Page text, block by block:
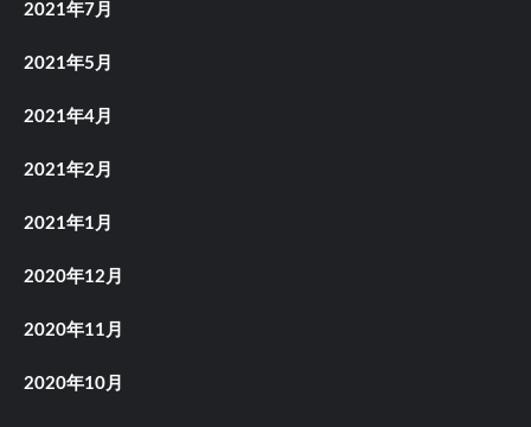
2021年7月
2021年5月
2021年4月
2021年2月
2021年1月
2020年12月
2020年11月
2020年10月